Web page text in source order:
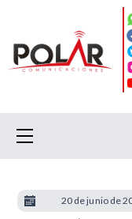
20 de junio de